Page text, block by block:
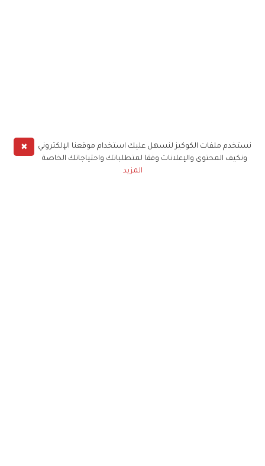
✖
نستخدم ملفات الكوكيز لنسهل عليك استخدام موقعنا الإلكتروني
ونكيف المحتوى والإعلانات وفقا لمتطلباتك واحتياجاتك الخاصة
المزيد